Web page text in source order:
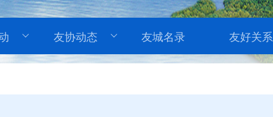
友协动态 友城名录 友好关系